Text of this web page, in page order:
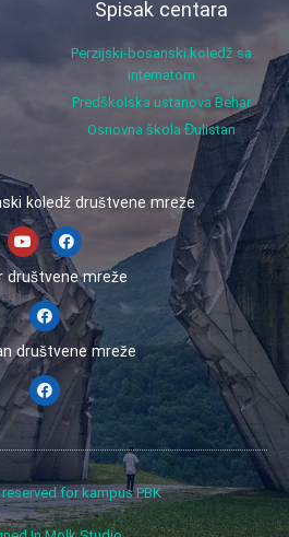
Spisak centara
Perzijski-bosanski koledž sa
internatom
Predškolska ustanova Behar
Osnovna škola Đulistan
koledž društvene mreže
društvene mreže
društvene mreže
for kampus PBK